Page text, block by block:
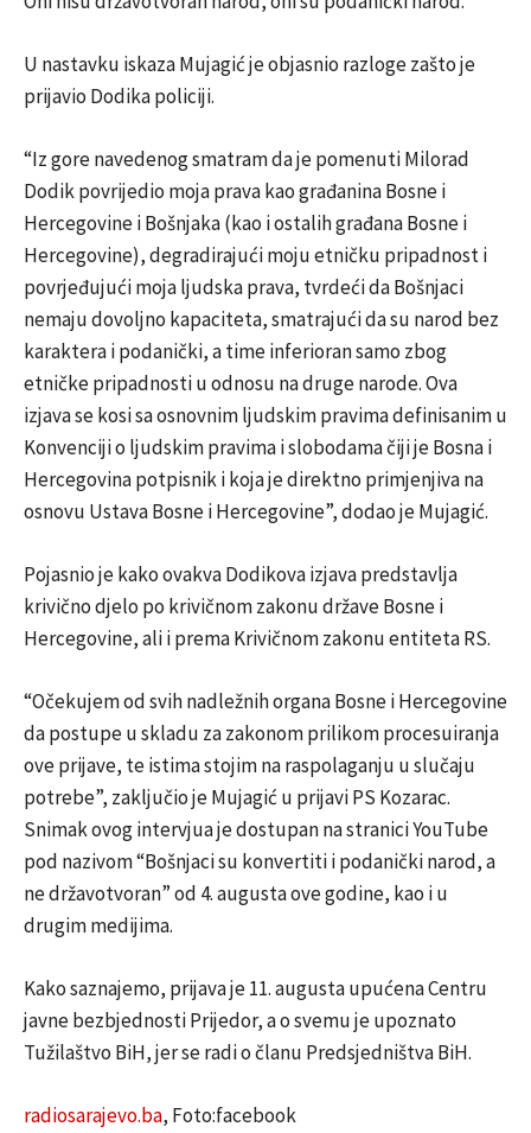
U nastavku iskaza Mujagić je objasnio razloge zašto je
prijavio Dodika policiji.
“Iz gore navedenog smatram da je pomenuti Milorad
Dodik povrijedio moja prava kao građanina Bosne i
Hercegovine i Bošnjaka (kao i ostalih građana Bosne i
Hercegovine), degradirajući moju etničku pripadnost i
povrjeđujući moja ljudska prava, tvrdeći da Bošnjaci
nemaju dovoljno kapaciteta, smatrajući da su narod bez
karaktera i podanički, a time inferioran samo zbog
etničke pripadnosti u odnosu na druge narode. Ova
izjava se kosi sa osnovnim ljudskim pravima definisanim u
Konvenciji o ljudskim pravima i slobodama čiji je Bosna i
Hercegovina potpisnik i koja je direktno primjenjiva na
osnovu Ustava Bosne i Hercegovine”, dodao je Mujagić.
Pojasnio je kako ovakva Dodikova izjava predstavlja
krivično djelo po krivičnom zakonu države Bosne i
Hercegovine, ali i prema Krivičnom zakonu entiteta RS.
“Očekujem od svih nadležnih organa Bosne i Hercegovine
da postupe u skladu za zakonom prilikom procesuiranja
ove prijave, te istima stojim na raspolaganju u slučaju
potrebe”, zaključio je Mujagić u prijavi PS Kozarac.
Snimak ovog intervjua je dostupan na stranici YouTube
pod nazivom “Bošnjaci su konvertiti i podanički narod, a
ne državotvoran” od 4. augusta ove godine, kao i u
drugim medijima.
Kako saznajemo, prijava je 11. augusta upućena Centru
javne bezbjednosti Prijedor, a o svemu je upoznato
Tužilaštvo BiH, jer se radi o članu Predsjedništva BiH.
radiosarajevo.ba, Foto:facebook